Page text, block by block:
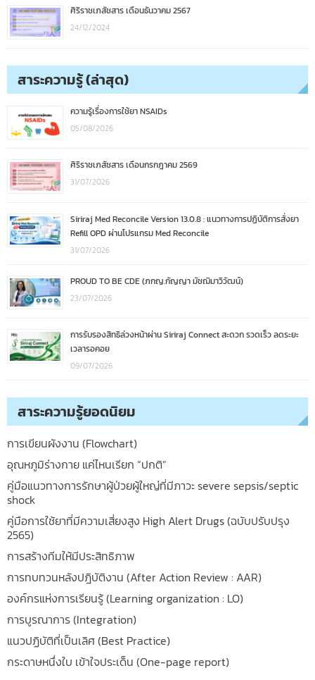
ศิริราชเภสัชสาร เดือนธันวาคม 2567
24/12/2024
สาระความรู้ (ล่าสุด)
ความรู้เรื่องการใช้ยา NSAIDs
05/08/2026
ศิริราชเภสัชสาร เดือนกรกฎาคม 2569
31/07/2026
Siriraj Med Reconcile Version 13.0.8 : แนวทางการปฏิบัติการสั่งยา
Refill OPD ผ่านโปรแกรม Med Reconcile
31/07/2026
PROUD TO BE CDE (ภกญ.กัญญา มัชฌิมาวิวัฒน์)
23/07/2026
การรับรองสิทธิล่วงหน้าผ่าน Siriraj Connect สะดวก รวดเร็ว ลดระยะ
เวลารอคอย
09/07/2026
สาระความรู้ยอดนิยม
การเขียนผังงาน (Flowchart)
อุณหภูมิร่างกาย แค่ไหนเรียก “ปกติ”
คู่มือแนวทางการรักษาผู้ป่วยผู้ใหญ่ที่มีภาวะ severe sepsis/septic
shock
คู่มือการใช้ยาที่มีความเสี่ยงสูง High Alert Drugs (ฉบับปรับปรุง
2565)
การสร้างทีมให้มีประสิทธิภาพ
การทบทวนหลังปฎิบัติงาน (After Action Review : AAR)
องค์กรแห่งการเรียนรู้ (Learning organization : LO)
การบูรณาการ (Integration)
แนวปฏิบัติที่เป็นเลิศ (Best Practice)
กระดาษหนึ่งใบ เข้าใจประเด็น (One-page report)